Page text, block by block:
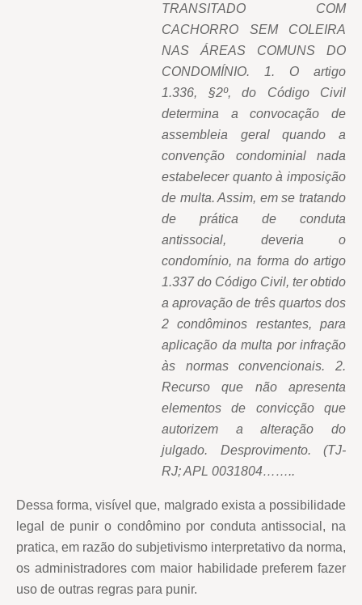
TRANSITADO COM
CACHORRO SEM COLEIRA
NAS ÁREAS COMUNS DO
CONDOMÍNIO. 1. O artigo
1.336, §2º, do Código Civil
determina a convocação de
assembleia geral quando a
convenção condominial nada
estabelecer quanto à imposição
de multa. Assim, em se tratando
de prática de conduta
antissocial, deveria o
condomínio, na forma do artigo
1.337 do Código Civil, ter obtido
a aprovação de três quartos dos
2 condôminos restantes, para
aplicação da multa por infração
às normas convencionais. 2.
Recurso que não apresenta
elementos de convicção que
autorizem a alteração do
julgado. Desprovimento. (TJ-
RJ; APL 0031804……..
Dessa forma, visível que, malgrado exista a possibilidade
legal de punir o condômino por conduta antissocial, na
pratica, em razão do subjetivismo interpretativo da norma,
os administradores com maior habilidade preferem fazer
uso de outras regras para punir.